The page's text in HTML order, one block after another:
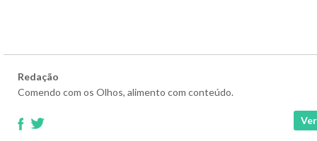
Redação
Comendo com os Olhos, alimento com conteúdo.